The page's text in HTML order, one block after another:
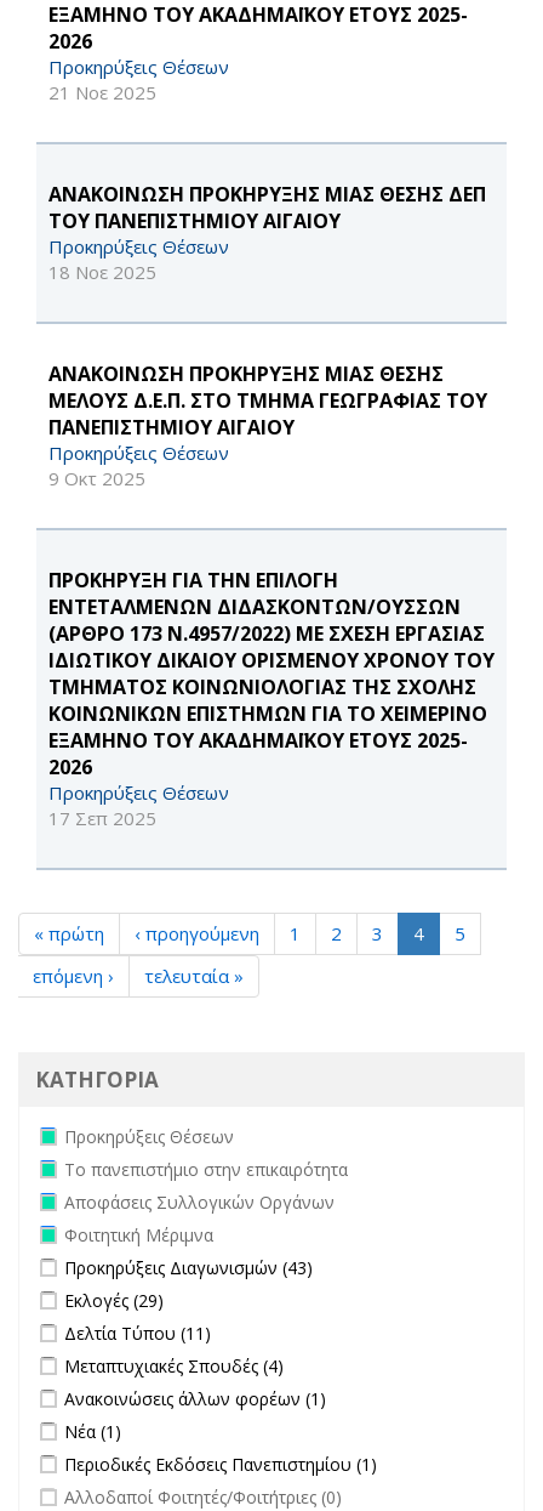
ΕΞΑΜΗΝΟ ΤΟΥ ΑΚΑΔΗΜΑΪΚΟΥ ΕΤΟΥΣ 2025-
2026
Προκηρύξεις Θέσεων
21 Νοε 2025
ΑΝΑΚΟΙΝΩΣΗ ΠΡΟΚΗΡΥΞΗΣ ΜΙΑΣ ΘΕΣΗΣ ΔΕΠ
ΤΟΥ ΠΑΝΕΠΙΣΤΗΜΙΟΥ ΑΙΓΑΙΟΥ
Προκηρύξεις Θέσεων
18 Νοε 2025
ΑΝΑΚΟΙΝΩΣΗ ΠΡΟΚΗΡΥΞΗΣ ΜΙΑΣ ΘΕΣΗΣ
ΜΕΛΟΥΣ Δ.Ε.Π. ΣΤΟ ΤΜΗΜΑ ΓΕΩΓΡΑΦΙΑΣ ΤΟΥ
ΠΑΝΕΠΙΣΤΗΜΙΟΥ ΑΙΓΑΙΟΥ
Προκηρύξεις Θέσεων
9 Οκτ 2025
ΠΡΟΚΗΡΥΞΗ ΓΙΑ ΤΗΝ ΕΠΙΛΟΓΗ
ΕΝΤΕΤΑΛΜΕΝΩΝ ΔΙΔΑΣΚΟΝΤΩΝ/ΟΥΣΣΩΝ
(ΑΡΘΡΟ 173 Ν.4957/2022) ΜΕ ΣΧΕΣΗ ΕΡΓΑΣΙΑΣ
ΙΔΙΩΤΙΚΟΥ ΔΙΚΑΙΟΥ ΟΡΙΣΜΕΝΟΥ ΧΡΟΝΟΥ ΤΟΥ
ΤΜΗΜΑΤΟΣ ΚΟΙΝΩΝΙΟΛΟΓΙΑΣ ΤΗΣ ΣΧΟΛΗΣ
ΚΟΙΝΩΝΙΚΩΝ ΕΠΙΣΤΗΜΩΝ ΓΙΑ ΤΟ ΧΕΙΜΕΡΙΝΟ
ΕΞΑΜΗΝΟ ΤΟΥ ΑΚΑΔΗΜΑΪΚΟΥ ΕΤΟΥΣ 2025-
2026
Προκηρύξεις Θέσεων
17 Σεπ 2025
« πρώτη ‹ προηγούμενη 1 2 3 4
5
επόμενη ›
τελευταία »
ΚΑΤΗΓΟΡΙΑ
Remove Προκηρύξεις Θέσεων filter
Προκηρύξεις Θέσεων
Remove Το πανεπιστήμιο στην επικαιρότητα filter
Το πανεπιστήμιο στην επικαιρότητα
Remove Αποφάσεις Συλλογικών Οργάνων filter
Αποφάσεις Συλλογικών Οργάνων
Remove Φοιτητική Μέριμνα filter
Φοιτητική Μέριμνα
Apply Προκηρύξεις Διαγωνισμών filter
Προκηρύξεις Διαγωνισμών (43)
Apply Εκλογές filter
Εκλογές (29)
Apply Δελτία Τύπου filter
Δελτία Τύπου (11)
Apply Μεταπτυχιακές Σπουδές filter
Μεταπτυχιακές Σπουδές (4)
Apply Ανακοινώσεις άλλων φορέων filter
Ανακοινώσεις άλλων φορέων (1)
Apply Νέα filter
Νέα (1)
Apply Περιοδικές Εκδόσεις Πανεπιστημίου filter
Περιοδικές Εκδόσεις Πανεπιστημίου (1)
undefined
Αλλοδαποί Φοιτητές/Φοιτήτριες (0)